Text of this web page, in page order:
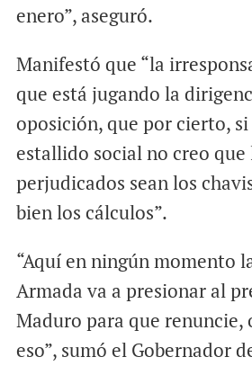
enero”, aseguró.
Manifestó que “la
que está jugando la
oposición, que por cierto,
estallido social no creo que
perjudicados sean los
bien los cálculos”.
“Aquí en ningún momento
Armada va a presionar al
Maduro para que renuncie,
eso”, sumó el Gobernador